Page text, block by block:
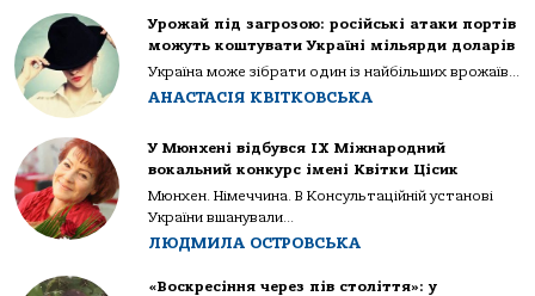
Урожай під загрозою: російські атаки портів
можуть коштувати Україні мільярди доларів
Україна може зібрати один із найбільших врожаїв...
АНАСТАСІЯ КВІТКОВСЬКА
У Мюнхені відбувся IX Міжнародний
вокальний конкурс імені Квітки Цісик
Мюнхен. Німеччина. В Консультаційній установі
України вшанували...
ЛЮДМИЛА ОСТРОВСЬКА
«Воскресіння через пів століття»: у